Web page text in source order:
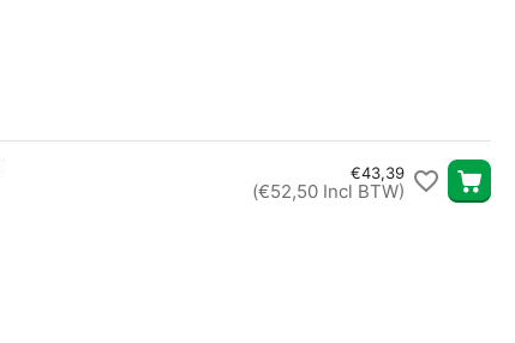
€43,39
(€52,50 Incl BTW)